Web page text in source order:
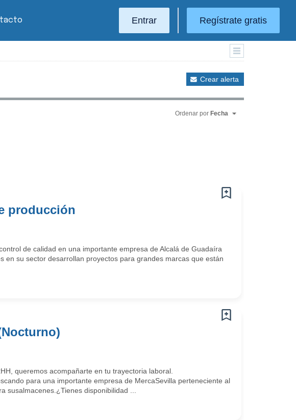
Entrar Regístrate gratis
Crear alerta
Ordenar por Fecha
producción
de calidad en una importante empresa de Alcalá de Guadaíra
en su sector desarrollan proyectos para grandes marcas que están
queremos acompañarte en tu trayectoria laboral.
para una importante empresa de MercaSevilla perteneciente al
susalmacenes.¿Tienes disponibilidad ...